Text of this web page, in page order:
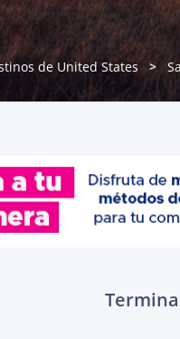
de United States